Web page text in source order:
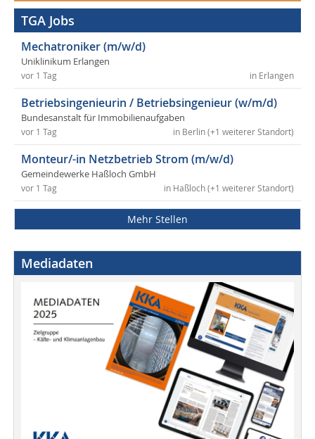
TGA Jobs
Mechatroniker (m/w/d)
Uniklinikum Erlangen
in Erlangen
vor 1 Tag
Betriebsingenieurin / Betriebsingenieur (w/m/d)
Bundesanstalt für Immobilienaufgaben
in Berlin (+1 weiterer Standort)
vor 1 Tag
Monteur/-in Netzbetrieb Strom (m/w/d)
Gemeindewerke Haßloch GmbH
in Haßloch (+1 weiterer Standort)
vor 1 Tag
Mehr Stellen
Mediadaten